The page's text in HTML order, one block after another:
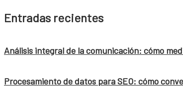
Entradas recientes
Análisis integral de la comunicación: cómo
Procesamiento de datos para SEO: cómo